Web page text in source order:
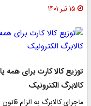
۱۵ تیر ۱۴۰۱
توزیع کالا کارت برای همه
کالابرگ الکترونیک